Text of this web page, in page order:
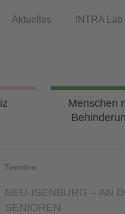
Aktuelles INTRA Lab
Menschen
Termine
NEU-ISENBURG – AN
SENIOREN